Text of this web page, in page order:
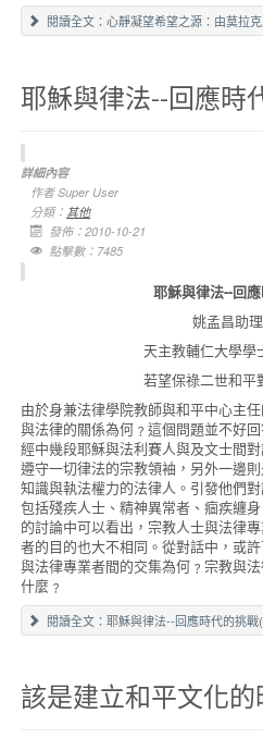
閱讀全文：心靜凝望希望之源：由莫拉
耶穌與律法--回應時
詳細內容
作者Super User
分類： 其他
發佈：2010-10-21
點擊數：7485
耶穌與律法--回
姚孟昌助理
天主教輔仁大學學
若望保祿二世和平
由於身兼法律學院教師與和平中心主
與法律的關係為何﹖這個問題並不好
經中幾段耶穌與法利賽人與及文士間
遵守一切律法的宗教領袖，另外一邊
知識與執法權力的法律人。引發他們
包括殘疾人士、精神異常者、痼疾纏
的討論中可以看出，宗教人士與法律
者的目的也大不相同。從對話中，或
與法律專業者間的交集為何﹖宗教與
什麼﹖
閱讀全文：耶穌與律法--回應時代的挑戰
該是建立和平文化的